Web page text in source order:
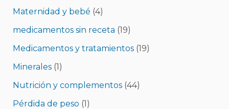
Maternidad y bebé (4)
medicamentos sin receta (19)
Medicamentos y tratamientos(19)
Minerales(1)
Nutrición y complementos(44)
Pérdida de peso (1)